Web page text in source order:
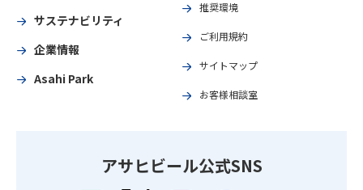
サステナビリティ
企業情報
Asahi Park
推奨環境
ご利用規約
サイトマップ
お客様相談室
アサヒビール公式SNS